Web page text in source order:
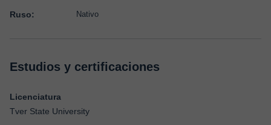
Ruso: Nativo
Estudios y certificaciones
Licenciatura
Tver State University